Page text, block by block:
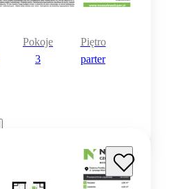
Pokoje
3
Piętro
parter